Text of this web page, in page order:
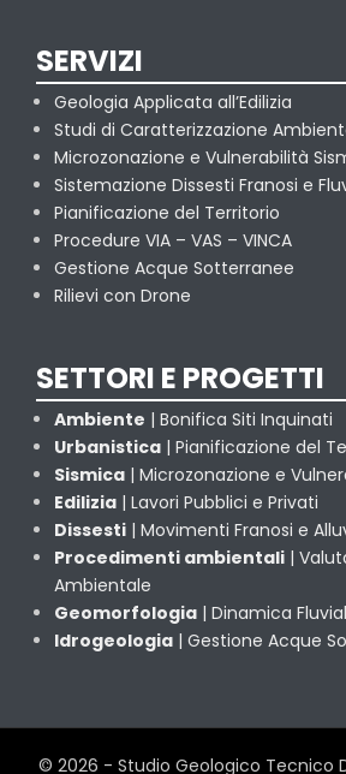
SERVIZI
Geologia Applicata all’Edilizia
Studi di Caratterizzazione
Microzonazione e Vulnerabilità
Sistemazione Dissesti Franosi e
Pianificazione del Territorio
Procedure VIA – VAS – VINCA
Gestione Acque Sotterranee
Rilievi con Drone
SETTORI E PROGETTI
Ambiente | Bonifica Siti Inquinati
Urbanistica | Pianificazione del
Sismica | Microzonazione e
Edilizia | Lavori Pubblici e Privati
Dissesti | Movimenti Franosi e
Procedimenti ambientali |
Ambientale
Geomorfologia | Dinamica
Idrogeologia | Gestione Acque
© 2026 - Studio Geologico Tecnico